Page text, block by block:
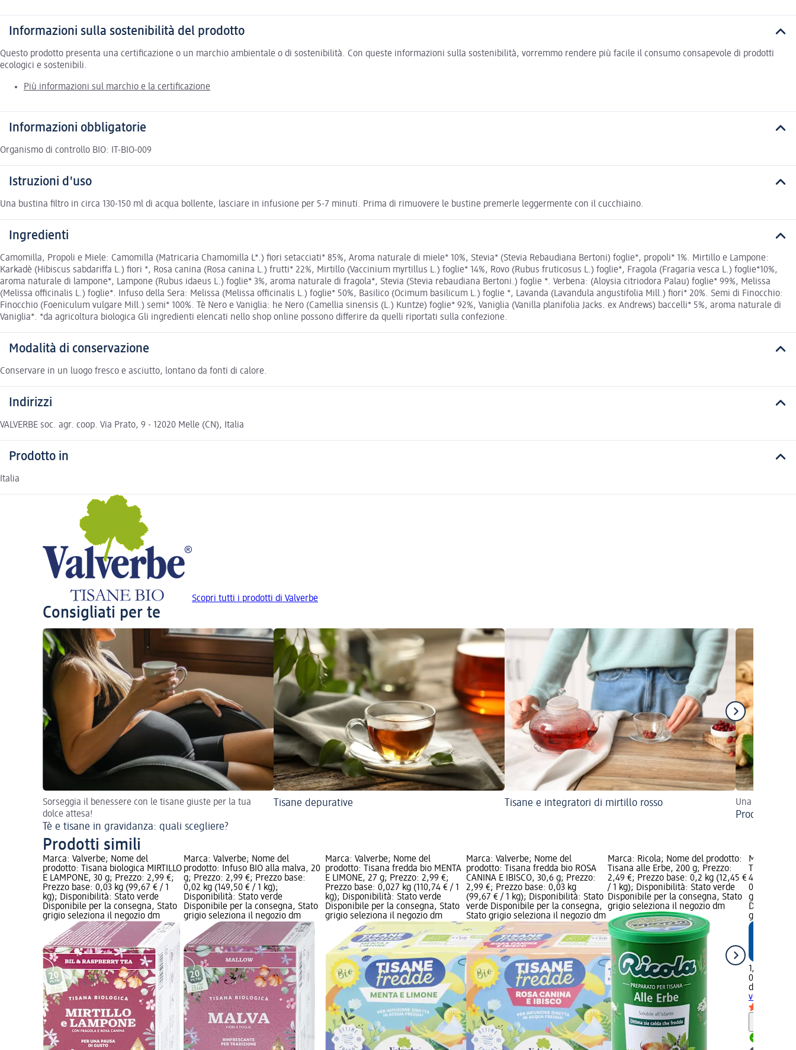
Informazioni sulla sostenibilità del prodotto
Questo prodotto presenta una certificazione o un marchio ambientale o di sostenibilità. Con queste informazioni sulla sostenibilità, vorremmo rendere più facile il consumo consapevole di prodotti
ecologici e sostenibili.
Più informazioni sul marchio e la certificazione
Informazioni obbligatorie
Organismo di controllo BIO: IT-BIO-009
Istruzioni d'uso
Una bustina filtro in circa 130-150 ml di acqua bollente, lasciare in infusione per 5-7 minuti. Prima di rimuovere le bustine premerle leggermente con il cucchiaino.
Ingredienti
Camomilla, Propoli e Miele: Camomilla (Matricaria Chamomilla L*.) fiori setacciati* 85%, Aroma naturale di miele* 10%, Stevia* (Stevia Rebaudiana Bertoni) foglie*, propoli* 1%. Mirtillo e Lampone:
Karkadè (Hibiscus sabdariffa L.) fiori *, Rosa canina (Rosa canina L.) frutti* 22%, Mirtillo (Vaccinium myrtillus L.) foglie* 14%, Rovo (Rubus fruticosus L.) foglie*, Fragola (Fragaria vesca L.) foglie*10%,
aroma naturale di lampone*, Lampone (Rubus idaeus L.) foglie* 3%, aroma naturale di fragola*, Stevia (Stevia rebaudiana Bertoni.) foglie *. Verbena: (Aloysia citriodora Palau) foglie* 99%, Melissa
(Melissa officinalis L.) foglie*. Infuso della Sera: Melissa (Melissa officinalis L.) foglie* 50%, Basilico (Ocimum basilicum L.) foglie *, Lavanda (Lavandula angustifolia Mill.) fiori* 20%. Semi di Finocchio:
Finocchio (Foeniculum vulgare Mill.) semi* 100%. Tè Nero e Vaniglia: he Nero (Camellia sinensis (L.) Kuntze) foglie* 92%, Vaniglia (Vanilla planifolia Jacks. ex Andrews) baccelli* 5%, aroma naturale di
Vaniglia*. *da agricoltura biologica Gli ingredienti elencati nello shop online possono differire da quelli riportati sulla confezione.
Modalità di conservazione
Conservare in un luogo fresco e asciutto, lontano da fonti di calore.
Indirizzi
VALVERBE soc. agr. coop. Via Prato, 9 - 12020 Melle (CN), Italia
Prodotto in
Italia
Scopri tutti i prodotti di Valverbe
Consigliati per te
Sorseggia il benessere con le tisane giuste per la tua
dolce attesa!
Tè e tisane in gravidanza: quali scegliere?
Tisane depurative Tisane e integratori di mirtillo rosso Una ricarica di
Prodotti allo
Prodotti simili
Marca: Valverbe; Nome del
prodotto: Tisana biologica MIRTILLO
E LAMPONE, 30 g; Prezzo: 2,99 €;
Prezzo base: 0,03 kg (99,67 € / 1
kg); Disponibilità: Stato verde
Disponibile per la consegna, Stato
grigio seleziona il negozio dm
Marca: Valverbe; Nome del
prodotto: Infuso BIO alla malva, 20
g; Prezzo: 2,99 €; Prezzo base:
0,02 kg (149,50 € / 1 kg);
Disponibilità: Stato verde
Disponibile per la consegna, Stato
grigio seleziona il negozio dm
Marca: Valverbe; Nome del
prodotto: Tisana fredda bio MENTA
E LIMONE, 27 g; Prezzo: 2,99 €;
Prezzo base: 0,027 kg (110,74 € / 1
kg); Disponibilità: Stato verde
Disponibile per la consegna, Stato
grigio seleziona il negozio dm
Marca: Valverbe; Nome del
prodotto: Tisana fredda bio ROSA
CANINA E IBISCO, 30,6 g; Prezzo:
2,99 €; Prezzo base: 0,03 kg
(99,67 € / 1 kg); Disponibilità: Stato
verde Disponibile per la consegna,
Stato grigio seleziona il negozio dm
Marca: Ricola; Nome del prodotto:
Tisana alle Erbe, 200 g; Prezzo:
2,49 €; Prezzo base: 0,2 kg (12,45 €
/ 1 kg); Disponibilità: Stato verde
Disponibile per la consegna, Stato
grigio seleziona il negozio dm
Marca:
Tisana bio
40 g;
0,04 kg
grafica;
Disponibile
grigio
1,99 €
0,04 kg
dmBio
verbena,